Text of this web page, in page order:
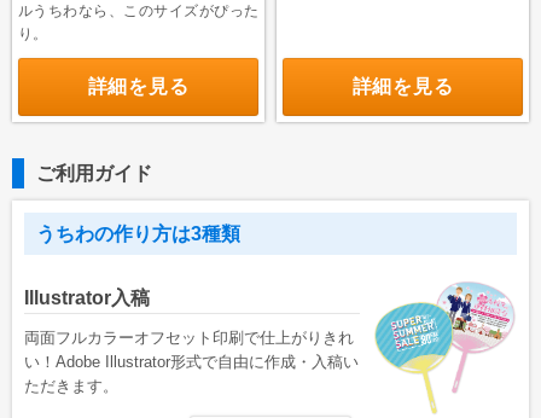
ルうちわなら、このサイズがぴった
り。
詳細を見る 詳細を見る
ご利用ガイド
うちわの作り方は3種類
Illustrator入稿
両面フルカラーオフセット印刷で仕上がりきれ
い！Adobe Illustrator形式で自由に作成・入稿い
ただきます。